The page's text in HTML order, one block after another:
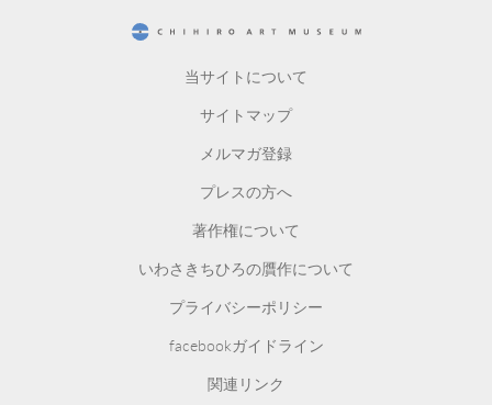
当サイトについて
サイトマップ
メルマガ登録
プレスの方へ
著作権について
いわさきちひろの贋作について
プライバシーポリシー
facebookガイドライン
関連リンク